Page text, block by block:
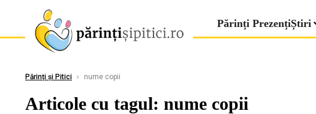
Părinți PrezențiȘtiri
Părinți și Pitici › nume copii
Articole cu tagul: nume copii